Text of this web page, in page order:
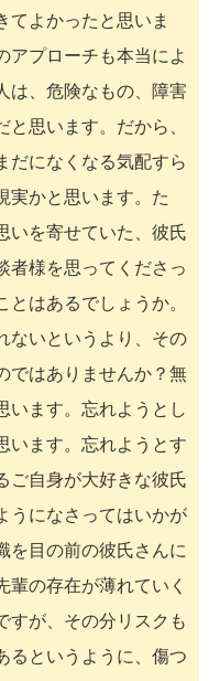
てよかったと思いま
アプローチも本当によ
は、危険なもの、障害
思います。だから、
だになくなる気配すら
実かと思います。た
いを寄せていた、彼氏
者様を思ってくださっ
はあるでしょうか。
ないというより、その
ではありませんか？無
います。忘れようとし
います。忘れようとす
ご自身が大好きな彼氏
うになさってはいかが
を目の前の彼氏さんに
輩の存在が薄れていく
すが、その分リスクも
るというように、傷つ